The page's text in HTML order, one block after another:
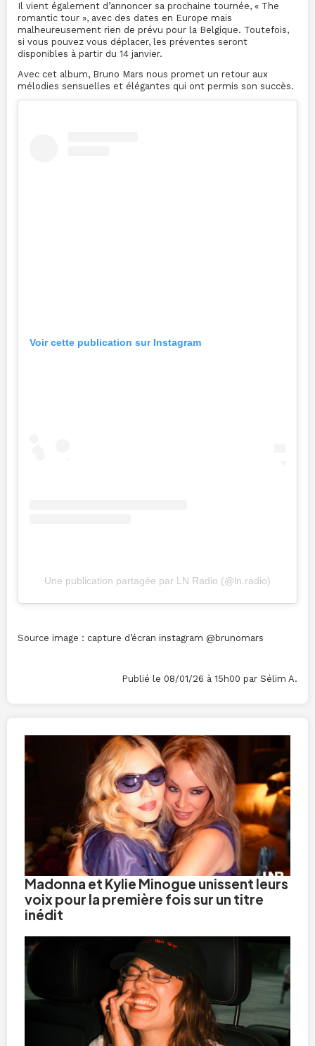
Il vient également d’annoncer sa prochaine tournée, « The
romantic tour », avec des dates en Europe mais
malheureusement rien de prévu pour la Belgique. Toutefois,
si vous pouvez vous déplacer, les préventes seront
disponibles à partir du 14 janvier.
Avec cet album, Bruno Mars nous promet un retour aux
mélodies sensuelles et élégantes qui ont permis son succès.
Voir cette publication sur Instagram
Une publication partagée par LN Radio (@ln.radio)
Source image : capture d’écran instagram @brunomars
Publié le 08/01/26 à 15h00 par Sélim A.
Madonna et Kylie Minogue unissent leurs
voix pour la première fois sur un titre
inédit